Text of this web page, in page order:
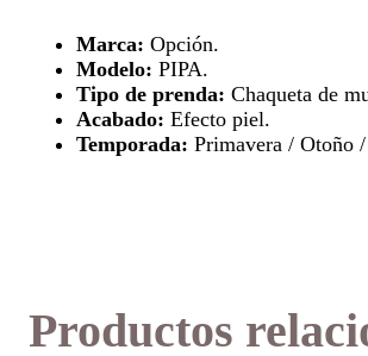
Marca: Opción.
Modelo: PIPA.
Tipo de prenda: Chaqueta de
Acabado: Efecto piel.
Temporada: Primavera / Otoño
Productos